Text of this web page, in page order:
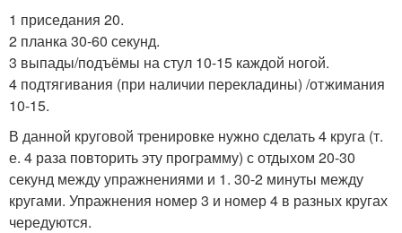
1 приседания 20.
2 планка 30-60 секунд.
3 выпады/подъёмы на стул 10-15 каждой ногой.
4 подтягивания (при наличии перекладины) /отжимания
10-15.
В данной круговой тренировке нужно сделать 4 круга (т.
е. 4 раза повторить эту программу) с отдыхом 20-30
секунд между упражнениями и 1. 30-2 минуты между
кругами. Упражнения номер 3 и номер 4 в разных кругах
чередуются.